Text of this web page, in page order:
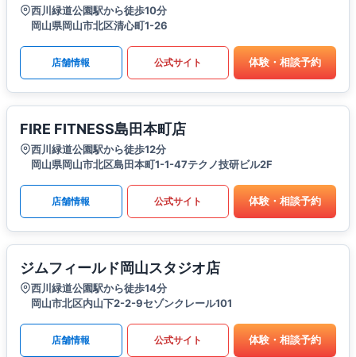
西川緑道公園駅から徒歩10分
岡山県岡山市北区清心町1-26
店舗情報 公式サイト 体験・相談予約
FIRE FITNESS島田本町店
西川緑道公園駅から徒歩12分
岡山県岡山市北区島田本町1-1-47テクノ技研ビル2F
店舗情報 公式サイト 体験・相談予約
ジムフィールド岡山スタジオ店
西川緑道公園駅から徒歩14分
岡山市北区内山下2-2-9セゾンクレール101
店舗情報 公式サイト 体験・相談予約